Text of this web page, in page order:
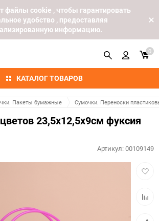
файлы cookie , чтобы гарантировать
удобство , предоставляя
информацию.
КАТАЛОГ ТОВАРОВ
0
Пакеты бумажные Сумочки. Переноски
23,5х12,5х9см фуксия
Артикул:00109149